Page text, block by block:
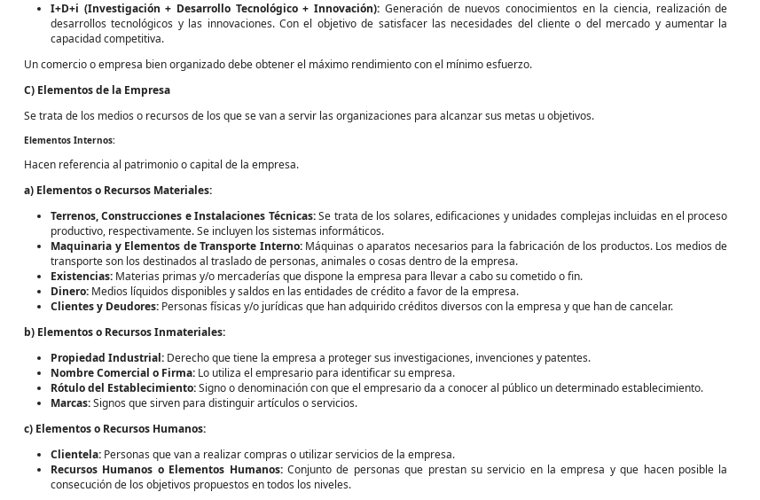
I+D+i (Investigación + Desarrollo Tecnológico + Innovación): Generación de nuevos conocimientos en la ciencia, realización de
desarrollos tecnológicos y las innovaciones. Con el objetivo de satisfacer las necesidades del cliente o del mercado y aumentar la
capacidad competitiva.
Un comercio o empresa bien organizado debe obtener el máximo rendimiento con el mínimo esfuerzo.
C) Elementos de la Empresa
Se trata de los medios o recursos de los que se van a servir las organizaciones para alcanzar sus metas u objetivos.
Elementos Internos:
Hacen referencia al patrimonio o capital de la empresa.
a) Elementos o Recursos Materiales:
Terrenos, Construcciones e Instalaciones Técnicas:Se trata de los solares, edificaciones y unidades complejas incluidas en el proceso
productivo, respectivamente. Se incluyen los sistemas informáticos.
Maquinaria y Elementos de Transporte Interno:Máquinas o aparatos necesarios para la fabricación de los productos. Los medios de
transporte son los destinados al traslado de personas, animales o cosas dentro de la empresa.
Existencias: Materias primas y/o mercaderías que dispone la empresa para llevar a cabo su cometido o fin.
Dinero: Medios líquidos disponibles y saldos en las entidades de crédito a favor de la empresa.
Clientes y Deudores: Personas físicas y/o jurídicas que han adquirido créditos diversos con la empresa y que han de cancelar.
b) Elementos o Recursos Inmateriales:
Propiedad Industrial: Derecho que tiene la empresa a proteger sus investigaciones, invenciones y patentes.
Nombre Comercial o Firma: Lo utiliza el empresario para identificar su empresa.
Rótulo del Establecimiento:Signo o denominación con que el empresario da a conocer al público un determinado establecimiento.
Marcas:Signos que sirven para distinguir artículos o servicios.
c) Elementos o Recursos Humanos:
Clientela: Personas que van a realizar compras o utilizar servicios de la empresa.
Recursos Humanos o Elementos Humanos:Conjunto de personas que prestan su servicio en la empresa y que hacen posible la
consecución de los objetivos propuestos en todos los niveles.